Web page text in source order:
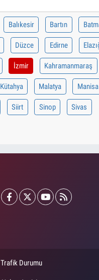
Balıkesir Bartın
Düzce Edirne
İzmir Kahramanmaraş
Kütahya Malatya Manisa
Siirt Sinop Sivas
Trafik Durumu